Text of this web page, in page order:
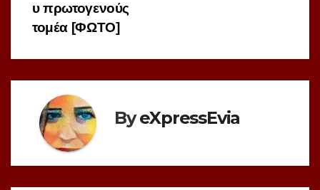
υ πρωτογενούς
τομέα [ΦΩΤΟ]
ByeXpressEvia